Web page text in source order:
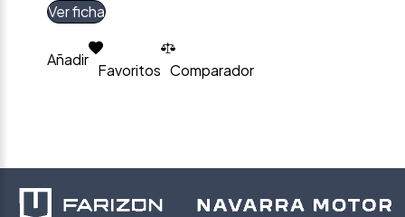
Ver ficha
Añadir
Favoritos Comparador